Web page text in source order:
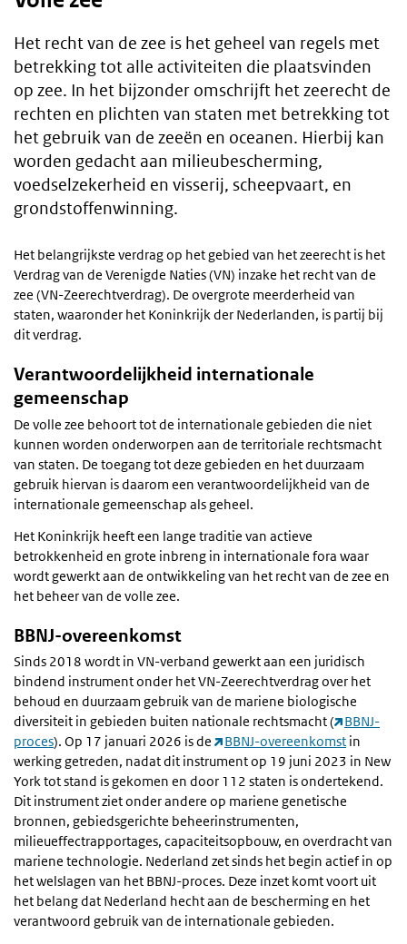
Het recht van de zee is het geheel van regels met
betrekking tot alle activiteiten die plaatsvinden
op zee. In het bijzonder omschrijft het zeerecht de
rechten en plichten van staten met betrekking tot
het gebruik van de zeeën en oceanen. Hierbij kan
worden gedacht aan milieubescherming,
voedselzekerheid en visserij, scheepvaart, en
grondstoffenwinning.
Het belangrijkste verdrag op het gebied van het zeerecht is het
Verdrag van de Verenigde Naties (VN) inzake het recht van de
zee (VN-Zeerechtverdrag). De overgrote meerderheid van
staten, waaronder het Koninkrijk der Nederlanden, is partij bij
dit verdrag.
Verantwoordelijkheid internationale
gemeenschap
De volle zee behoort tot de internationale gebieden die niet
kunnen worden onderworpen aan de territoriale rechtsmacht
van staten. De toegang tot deze gebieden en het duurzaam
gebruik hiervan is daarom een verantwoordelijkheid van de
internationale gemeenschap als geheel.
Het Koninkrijk heeft een lange traditie van actieve
betrokkenheid en grote inbreng in internationale fora waar
wordt gewerkt aan de ontwikkeling van het recht van de zee en
het beheer van de volle zee.
BBNJ-overeenkomst
Sinds 2018 wordt in VN-verband gewerkt aan een juridisch
bindend instrument onder het VN-Zeerechtverdrag over het
behoud en duurzaam gebruik van de mariene biologische
diversiteit in gebieden buiten nationale rechtsmacht (
BBNJ-
proces). Op 17 januari 2026 is de BBNJ-overeenkomst in
werking getreden, nadat dit instrument op 19 juni 2023 in New
York tot stand is gekomen en door 112 staten is ondertekend.
Dit instrument ziet onder andere op mariene genetische
bronnen, gebiedsgerichte beheerinstrumenten,
milieueffectrapportages, capaciteitsopbouw, en overdracht van
mariene technologie. Nederland zet sinds het begin actief in op
het welslagen van het BBNJ-proces. Deze inzet komt voort uit
het belang dat Nederland hecht aan de bescherming en het
verantwoord gebruik van de internationale gebieden.